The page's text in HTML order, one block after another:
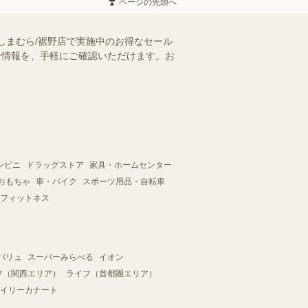
ページの先頭へ
まむら/裾野店で実施中のお得なセール
報を、手軽にご確認いただけます。お
ビニ ドラッグストア
家具・ホームセンター
もちゃ 車・バイク
スポーツ用品・自転車
ィットネス
リュ スーパーみらべる
イオン
関西エリア）
ライフ（首都圏エリア）
リーカナート